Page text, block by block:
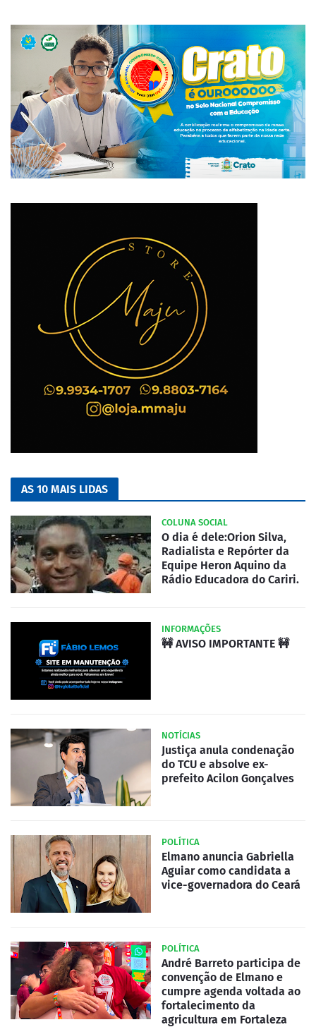
AS 10 MAIS LIDAS
COLUNA SOCIAL
O dia é dele:Orion Silva,
Radialista e Repórter da
Equipe Heron Aquino da
Rádio Educadora do Cariri.
INFORMAÇÕES
🚧 AVISO IMPORTANTE 🚧
NOTÍCIAS
Justiça anula condenação
do TCU e absolve ex-
prefeito Acilon Gonçalves
POLÍTICA
Elmano anuncia Gabriella
Aguiar como candidata a
vice-governadora do Ceará
POLÍTICA
André Barreto participa de
convenção de Elmano e
cumpre agenda voltada ao
fortalecimento da
agricultura em Fortaleza